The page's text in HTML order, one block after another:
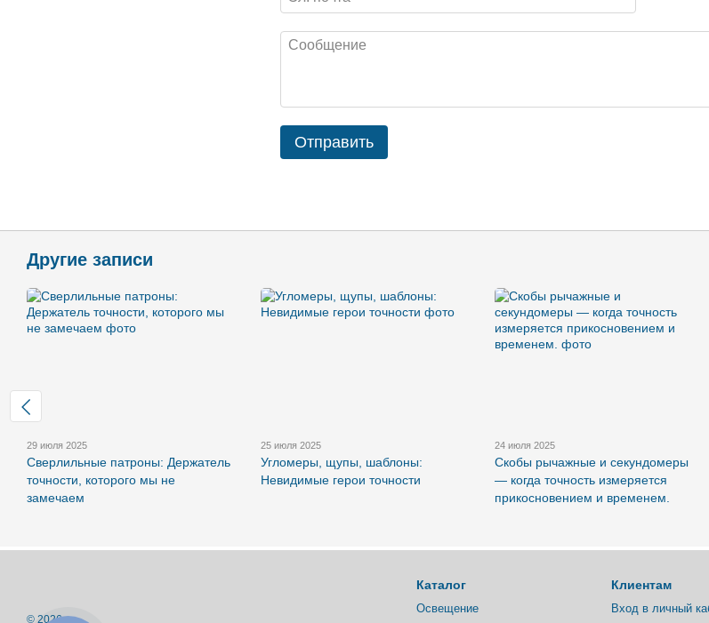
Отправить
Другие записи
29 июля 2025
Сверлильные патроны: Держатель
точности, которого мы не
замечаем
25 июля 2025
Угломеры, щупы, шаблоны:
Невидимые герои точности
24 июля 2025
Скобы рычажные и секундомеры
— когда точность измеряется
прикосновением и временем.
© 2026
Каталог
Освещение
Клиентам
Вход в личный